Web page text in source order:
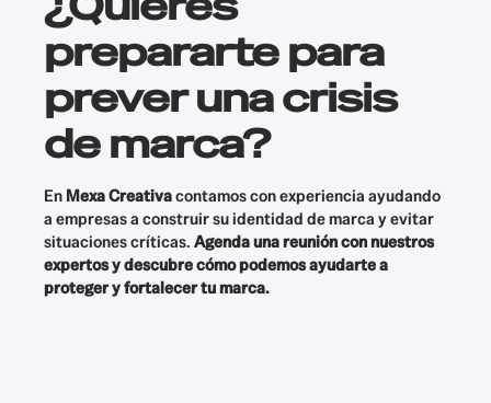
prepararte para
prever una crisis
de marca?
En Mexa Creativacontamos con experiencia ayudando
a empresas a construir su identidad de marca y evitar
situaciones críticas. Agenda una reunión con nuestros
expertos y descubre cómo podemos ayudarte a
proteger y fortalecer tu marca.